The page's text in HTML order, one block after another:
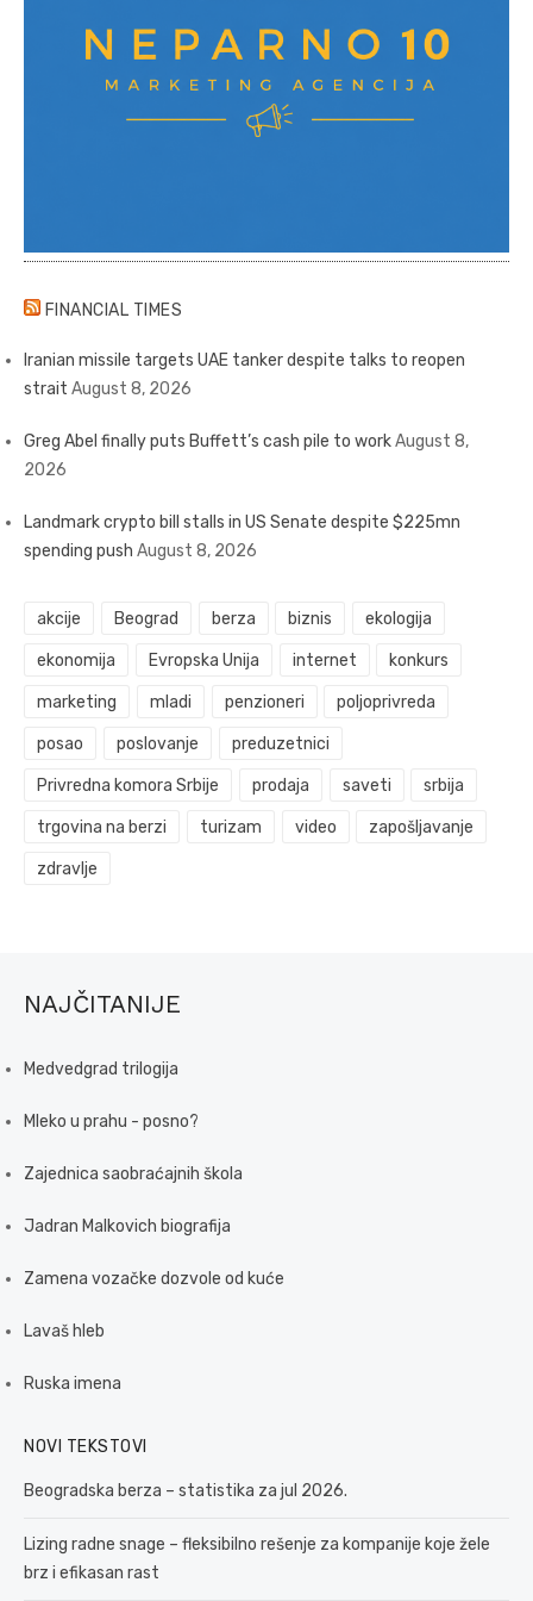
FINANCIAL TIMES
Iranian missile targets UAE tanker despite talks to reopen
strait August 8, 2026
Greg Abel finally puts Buffett’s cash pile to workAugust 8,
2026
Landmark crypto bill stalls in US Senate despite $225mn
spending push August 8, 2026
akcije Beograd berza biznis ekologija
ekonomija Evropska Unija internet konkurs
marketing mladi penzioneri poljoprivreda
posao poslovanje preduzetnici
Privredna komora Srbije prodaja saveti srbija
trgovina na berzi turizam video zapošljavanje
zdravlje
NAJČITANIJE
Medvedgrad trilogija
Mleko u prahu - posno?
Zajednica saobraćajnih škola
Jadran Malkovich biografija
Zamena vozačke dozvole od kuće
Lavaš hleb
Ruska imena
NOVI TEKSTOVI
Beogradska berza – statistika za jul 2026.
Lizing radne snage – fleksibilno rešenje za kompanije koje žele
brz i efikasan rast